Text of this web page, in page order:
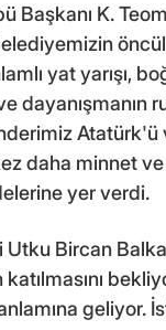
Başkanı K.
yat yarışı,
dayanışmanın
Atatürk'ü
daha minnet
yer verdi.
Utku Bircan
geliyor.